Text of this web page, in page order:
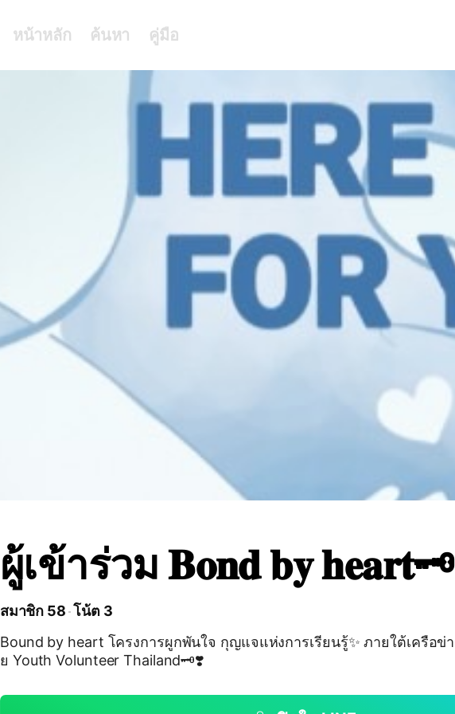
หน้าหลัก ค้นหา คู่มือ
ผู้เข้าร่วม 𝐁𝐨𝐧𝐝 𝐛𝐲 𝐡𝐞𝐚𝐫𝐭🗝️
สมาชิก 58 โน้ต 3
Bound by heart โครงการผูกพันใจ กุญแจแห่งการเรียนรู้✨ ภายใต้เครือข่า
ย Youth Volunteer Thailand🗝️❣️